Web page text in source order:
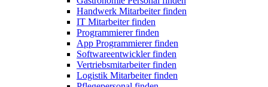
Handwerk Mitarbeiter finden
IT Mitarbeiter finden
Programmierer finden
App Programmierer finden
Softwareentwickler finden
Vertriebsmitarbeiter finden
Logistik Mitarbeiter finden